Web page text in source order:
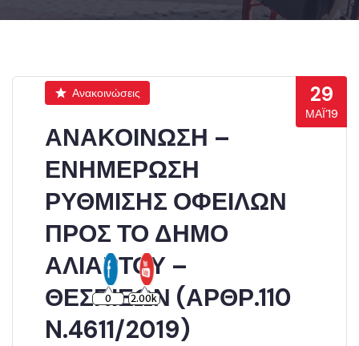
29
ΜΆΙ’19
Ανακοινώσεις
ΑΝΑΚΟΙΝΩΣΗ –
ΕΝΗΜΕΡΩΣΗ
ΡΥΘΜΙΣΗΣ ΟΦΕΙΛΩΝ
ΠΡΟΣ ΤΟ ΔΗΜΟ
ΑΛΙΑΡΤΟΥ –
ΘΕΣΠΙΕΩΝ (ΑΡΘΡ.110
N.4611/2019)
0 2.00k